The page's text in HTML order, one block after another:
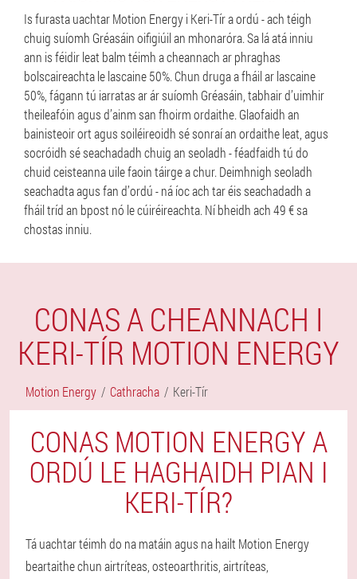
Is furasta uachtar Motion Energy i Keri-Tír a ordú - ach téigh
chuig suíomh Gréasáin oifigiúil an mhonaróra. Sa lá atá inniu
ann is féidir leat balm téimh a cheannach ar phraghas
bolscaireachta le lascaine 50%. Chun druga a fháil ar lascaine
50%, fágann tú iarratas ar ár suíomh Gréasáin, tabhair d’uimhir
theileafóin agus d’ainm san fhoirm ordaithe. Glaofaidh an
bainisteoir ort agus soiléireoidh sé sonraí an ordaithe leat, agus
socróidh sé seachadadh chuig an seoladh - féadfaidh tú do
chuid ceisteanna uile faoin táirge a chur. Deimhnigh seoladh
seachadta agus fan d’ordú - ná íoc ach tar éis seachadadh a
fháil tríd an bpost nó le cúiréireachta. Ní bheidh ach 49 € sa
chostas inniu.
CONAS A CHEANNACH I
KERI-TÍR MOTION ENERGY
Motion Energy Cathracha Keri-Tír
CONAS MOTION ENERGY A
ORDÚ LE HAGHAIDH PIAN I
KERI-TÍR?
Tá uachtar téimh do na matáin agus na hailt Motion Energy
beartaithe chun airtríteas, osteoarthritis, airtríteas,